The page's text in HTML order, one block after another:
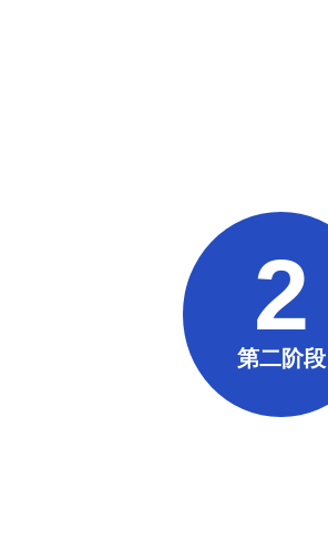
2
第二阶段